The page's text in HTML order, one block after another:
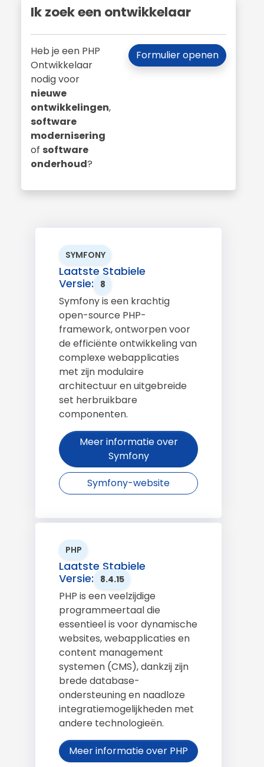
Ik zoek een ontwikkelaar
Heb je een PHP
Ontwikkelaar
nodig voor
nieuwe
ontwikkelingen,
software
modernisering
of software
onderhoud?
Formulier openen
SYMFONY
Laatste Stabiele
Versie:
8
Symfony is een krachtig
open-source PHP-
framework, ontworpen voor
de efficiënte ontwikkeling van
complexe webapplicaties
met zijn modulaire
architectuur en uitgebreide
set herbruikbare
componenten.
Meer informatie over
Symfony
Symfony-website
PHP
Laatste Stabiele
Versie:
8.4.15
PHP is een veelzijdige
programmeertaal die
essentieel is voor dynamische
websites, webapplicaties en
content management
systemen (CMS), dankzij zijn
brede database-
ondersteuning en naadloze
integratiemogelijkheden met
andere technologieën.
Meer informatie over PHP